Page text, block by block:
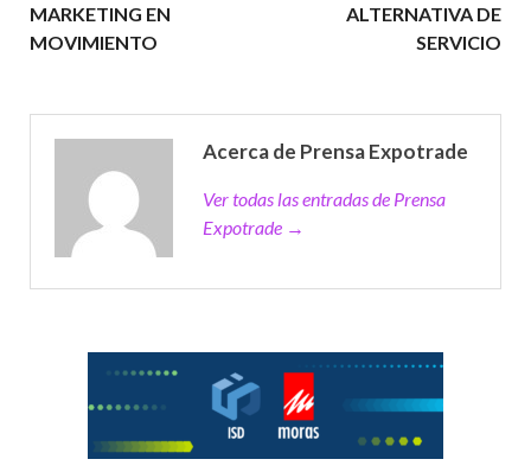
MARKETING EN
MOVIMIENTO
ALTERNATIVA DE
SERVICIO
Acerca de Prensa Expotrade
Ver todas las entradas de Prensa
Expotrade →